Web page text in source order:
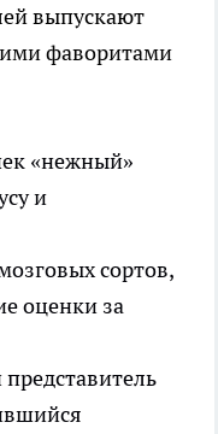
выпускают
фаворитами
«нежный»
и
сортов,
оценки за